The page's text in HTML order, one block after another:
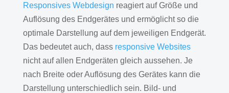
Responsives Webdesign reagiert auf Größe und
Auflösung des Endgerätes und ermöglicht so die
optimale Darstellung auf dem jeweiligen Endgerät.
Das bedeutet auch, dass responsive Websites
nicht auf allen Endgeräten gleich aussehen. Je
nach Breite oder Auflösung des Gerätes kann die
Darstellung unterschiedlich sein. Bild- und